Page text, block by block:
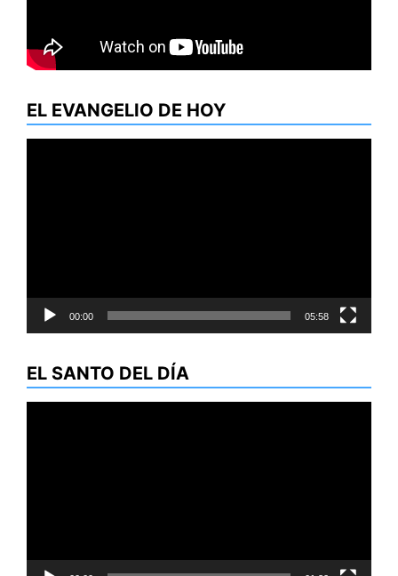
EL EVANGELIO DE HOY
00:00 05:58
EL SANTO DEL DÍA